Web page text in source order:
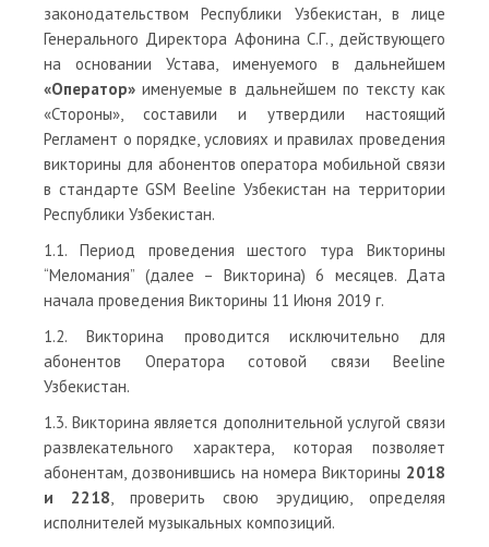
законодательством Республики Узбекистан, в лице
Генерального Директора Афонина С.Г., действующего
на основании Устава, именуемого в дальнейшем
«Оператор» именуемые в дальнейшем по тексту как
«Стороны», составили и утвердили настоящий
Регламент о порядке, условиях и правилах проведения
викторины для абонентов оператора мобильной связи
в стандарте GSM Beeline Узбекистан на территории
Республики Узбекистан.
1.1. Период проведения шестого тура Викторины
“Меломания” (далее – Викторина) 6 месяцев. Дата
начала проведения Викторины 11 Июня 2019 г.
1.2. Викторина проводится исключительно для
абонентов Оператора сотовой связи Beeline
Узбекистан.
1.3. Викторина является дополнительной услугой связи
развлекательного характера, которая позволяет
абонентам, дозвонившись на номера Викторины 2018
и 2218, проверить свою эрудицию, определяя
исполнителей музыкальных композиций.